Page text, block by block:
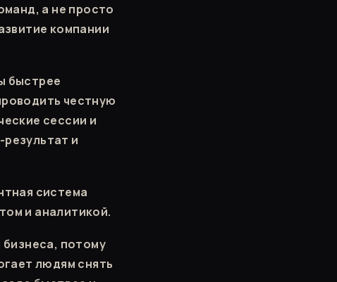
а не просто
компании
быстрее
честную
сессии и
и
система
и аналитикой.
бизнеса, потому
людям снять